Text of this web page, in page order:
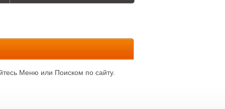
Меню или Поиском по сайту.